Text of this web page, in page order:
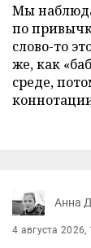
Мы
по
слово-то
же, как
среде,
Анна
4 августа 2026,